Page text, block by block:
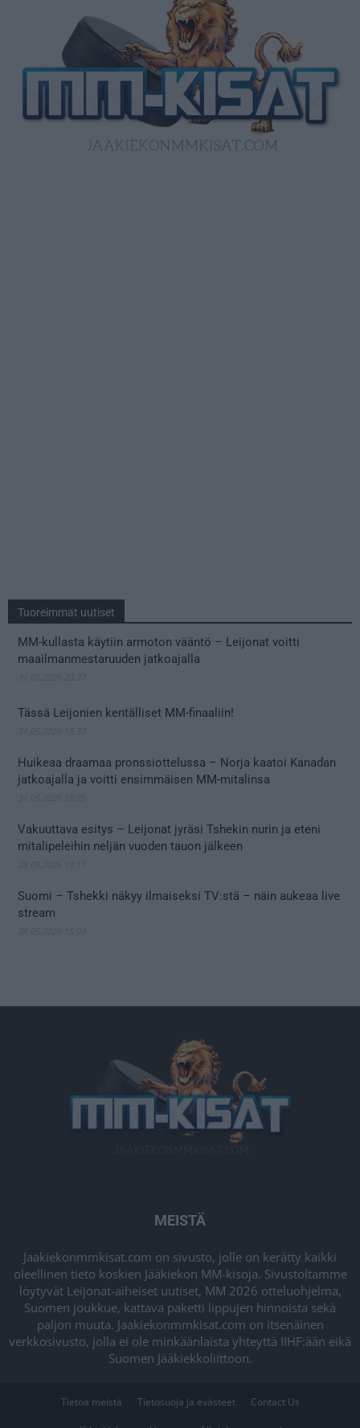
Tuoreimmat uutiset
MM-kullasta käytiin armoton vääntö – Leijonat voitti
maailmanmestaruuden jatkoajalla
Tässä Leijonien kentälliset MM-finaaliin!
Huikeaa draamaa pronssiottelussa – Norja kaatoi Kanadan
jatkoajalla ja voitti ensimmäisen MM-mitalinsa
Vakuuttava esitys – Leijonat jyräsi Tshekin nurin ja eteni
mitalipeleihin neljän vuoden tauon jälkeen
Suomi – Tshekki näkyy ilmaiseksi TV:stä – näin aukeaa live
stream
MEISTÄ
Jaakiekonmmkisat.com on sivusto, jolle on kerätty kaikki
oleellinen tieto koskien Jääkiekon MM-kisoja. Sivustoltamme
löytyvät Leijonat-aiheiset uutiset, MM 2026 otteluohjelma,
Suomen joukkue, kattava paketti lippujen hinnoista sekä
paljon muuta. Jaakiekonmmkisat.com on itsenäinen
verkkosivusto, jolla ei ole minkäänlaista yhteyttä IIHF:ään eikä
Suomen Jääkiekkoliittoon.
Tietoa meistä Tietosuoja ja evästeet Contact Us